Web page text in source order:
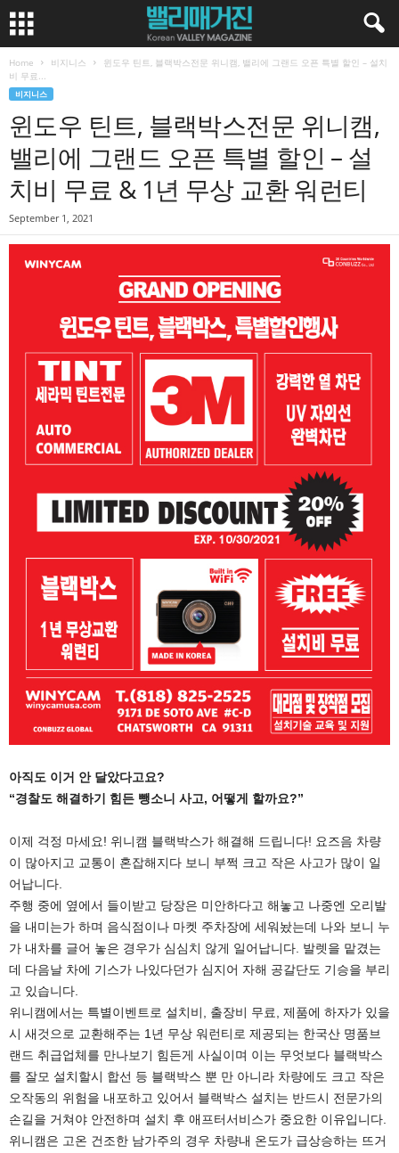
Home 비지니스
윈도우 틴트, 블랙박스전문 위니캠, 밸리에 그랜드 오픈 특별 할인 – 설치
비 무료...
비지니스
윈도우 틴트, 블랙박스전문 위니캠,
밸리에 그랜드 오픈 특별 할인 – 설
치비 무료 & 1년 무상 교환 워런티
September 1, 2021
아직도 이거 안 달았다고요?
“경찰도 해결하기 힘든 뺑소니 사고, 어떻게 할까요?”
이제 걱정 마세요! 위니캠 블랙박스가 해결해 드립니다! 요즈음 차량
이 많아지고 교통이 혼잡해지다 보니 부쩍 크고 작은 사고가 많이 일
어납니다.
주행 중에 옆에서 들이받고 당장은 미안하다고 해놓고 나중엔 오리발
을 내미는가 하며 음식점이나 마켓 주차장에 세워놨는데 나와 보니 누
가 내차를 글어 놓은 경우가 심심치 않게 일어납니다. 발렛을 맡겼는
데 다음날 차에 기스가 나있다던가 심지어 자해 공갈단도 기승을 부리
고 있습니다.
위니캠에서는 특별이벤트로 설치비, 출장비 무료, 제품에 하자가 있을
시 새것으로 교환해주는 1년 무상 워런티로 제공되는 한국산 명품브
랜드 취급업체를 만나보기 힘든게 사실이며 이는 무엇보다 블랙박스
를 잘모 설치할시 합선 등 블랙박스 뿐 만 아니라 차량에도 크고 작은
오작동의 위험을 내포하고 있어서 블랙박스 설치는 반드시 전문가의
손길을 거쳐야 안전하며 설치 후 애프터서비스가 중요한 이유입니다.
위니캠은 고온 건조한 남가주의 경우 차량내 온도가 급상승하는 뜨거